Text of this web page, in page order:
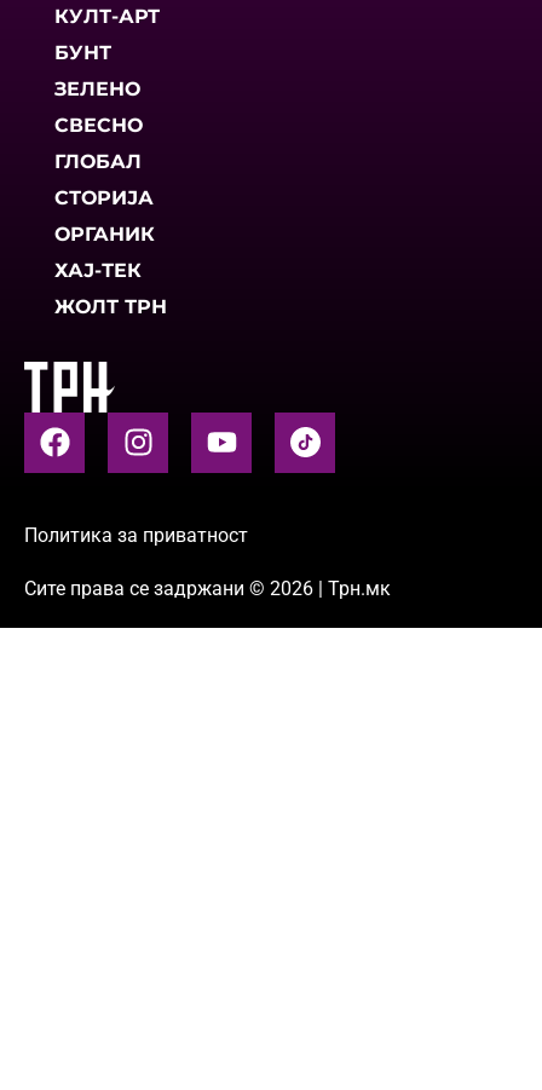
КУЛТ-АРТ
БУНТ
ЗЕЛЕНО
СВЕСНО
ГЛОБАЛ
СТОРИЈА
ОРГАНИК
ХАЈ-ТЕК
ЖОЛТ ТРН
Политика за приватност
Сите права се задржани © 2026 | Трн.мк